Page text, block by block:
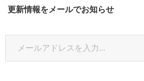
更新情報をメールでお知らせ